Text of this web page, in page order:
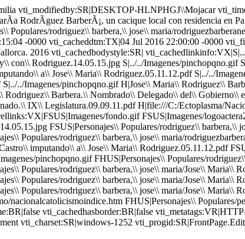
vti_modifiedby:SR|DESKTOP-HLNPHGJ\\Mojacar
RodrÃ­guez BarberÃ¡, un cacique local con residencia en
Populares/rodriguez\\ barbera,\\ jose\\ maria/
-0000 vti_cacheddtm:TX|04 Jul 2016 22:00:00 -0000
2016 vti_cachedbodystyle:SR|
con\\ Rodriguez.14.05.15.jpg S|../../Imagenes/
a\\ Jose\\ Maria\\ Rodriguez.05.11.12.pdf S|../../
../Imagenes/pinchopqno.gif H|Jose\\ Maria\\ Rodriguez\\
Rodriguez\\ Barbera.\\ Nombrado\\ Delegado\\ del\\
IX\\ Legislatura.09.09.11.pdf H|file:///C:/Ectoplasma/
fondo.gif FSUS|Imagenes/
FSUS|Personajes\\ Populares/rodriguez\\
Populares/rodriguez\\ barbera,\\ jose\\ maria/
imputando\\ a\\ Jose\\ Maria\\ Rodriguez.05.11.12.pdf
pinchopqno.gif FHUS|Personajes\\ Populares/
Populares/rodriguez\\ barbera,\\ jose\\ maria/Jose\\
Populares/rodriguez\\ barbera,\\ jose\\ maria/Jose\\
Populares/rodriguez\\ barbera,\\ jose\\ maria/Jose\\
FHUS|Personajes\\ Populares/
vti_cachedhasborder:BR|false
vti_charset:SR|windows-1252